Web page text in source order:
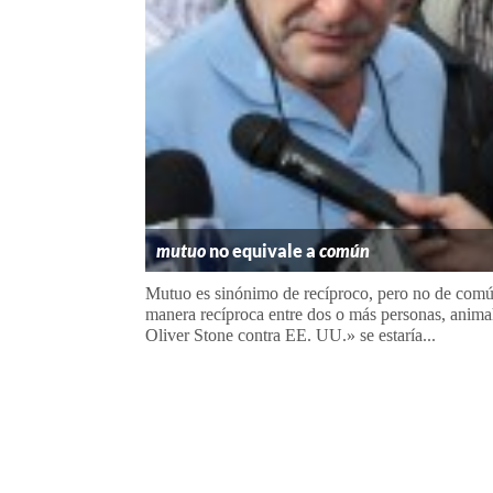
mutuono equivale acomún
Mutuo es sinónimo de recíproco, pero no de
manera recíproca entre dos o más personas,
Oliver Stone contra EE. UU.» se estaría...